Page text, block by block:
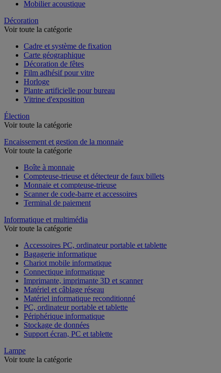
Écran de séparation pour bureau
Décoration
Cadre et système de fixation
Carte géographique
Décoration de fêtes
Film adhésif pour vitre
Horloge
Plante artificielle pour bureau
Élection
Encaissement et gestion de la monnaie
Boîte à monnaie
Compteuse-trieuse et détecteur de faux billets
Monnaie et compteuse-trieuse
Scanner de code-barre et accessoires
Informatique et multimédia
Accessoires PC, ordinateur portable et tablette
Bagagerie informatique
Chariot mobile informatique
Connectique informatique
Imprimante, imprimante 3D et scanner
Matériel et câblage réseau
Matériel informatique reconditionné
PC, ordinateur portable et tablette
Périphérique informatique
Stockage de données
Lampe